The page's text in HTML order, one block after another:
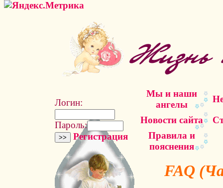
Логин:
Пароль:
Регистрация
Мы и наши
ангелы
Новости сайта
Правила и
пояснения
FAQ